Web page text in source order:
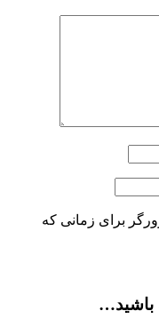
برای زمانی که